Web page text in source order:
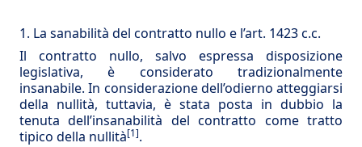
1. La sanabilità del contratto nullo e l’art. 1423 c.c.
Il contratto nullo, salvo espressa disposizione
legislativa, è considerato tradizionalmente
insanabile. In considerazione dell’odierno atteggiarsi
della nullità, tuttavia, è stata posta in dubbio la
tenuta dell’insa­nabilità del contratto come tratto
tipico della nullità[1].